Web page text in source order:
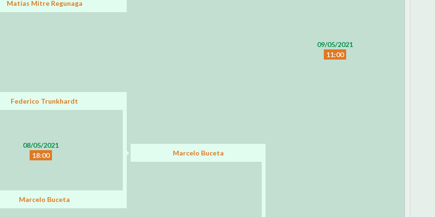
09/05/2021
11:00
Matías Mitre Regunaga
Federico Trunkhardt
08/05/2021
18:00
Marcelo Buceta
Marcelo Buceta